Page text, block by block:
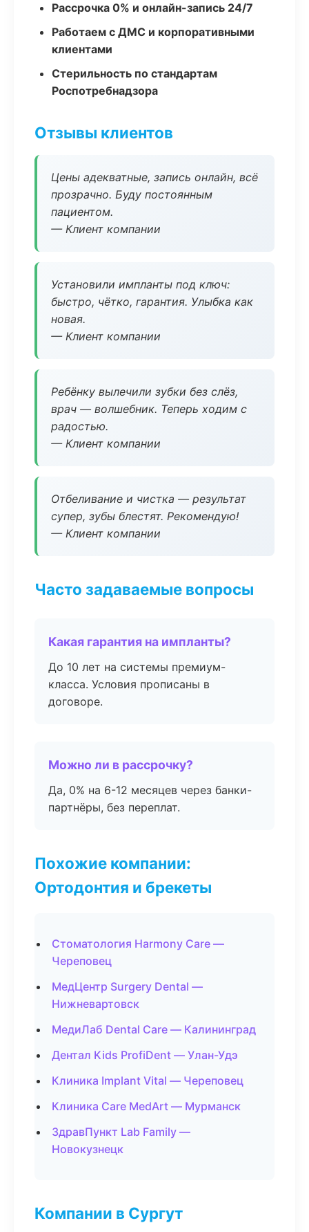
Рассрочка 0% и онлайн-запись 24/7
Работаем с ДМС и корпоративными
клиентами
Стерильность по стандартам
Роспотребнадзора
Отзывы клиентов
Цены адекватные, запись онлайн, всё
прозрачно. Буду постоянным
пациентом.
— Клиент компании
Установили импланты под ключ:
быстро, чётко, гарантия. Улыбка как
новая.
— Клиент компании
Ребёнку вылечили зубки без слёз,
врач — волшебник. Теперь ходим с
радостью.
— Клиент компании
Отбеливание и чистка — результат
супер, зубы блестят. Рекомендую!
— Клиент компании
Часто задаваемые вопросы
Какая гарантия на импланты?
До 10 лет на системы премиум-
класса. Условия прописаны в
договоре.
Можно ли в рассрочку?
Да, 0% на 6-12 месяцев через банки-
партнёры, без переплат.
Похожие компании:
Ортодонтия и брекеты
Стоматология Harmony Care —
Череповец
МедЦентр Surgery Dental —
Нижневартовск
МедиЛаб Dental Care — Калининград
Дентал Kids ProfiDent — Улан-Удэ
Клиника Implant Vital — Череповец
Клиника Care MedArt — Мурманск
ЗдравПункт Lab Family —
Новокузнецк
Компании в Сургут